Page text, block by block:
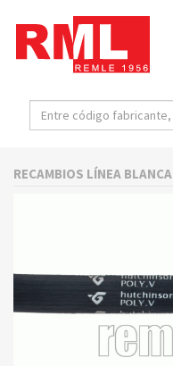
RECAMBIOS LÍNEA BLANCA